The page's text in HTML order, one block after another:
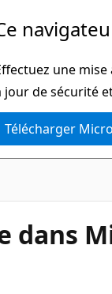
une
jour de sécurité
Télécharger
dans